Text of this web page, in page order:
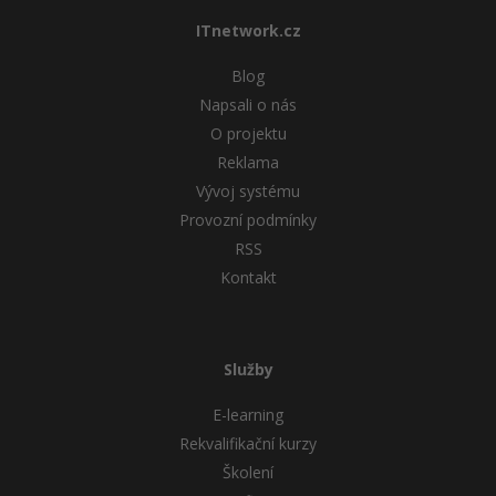
Kybernetická bezpečnost
Elektronický podpis
ITnetwork.cz
Blog
Napsali o nás
O projektu
Reklama
Vývoj systému
Provozní podmínky
RSS
Kontakt
Služby
E-learning
Rekvalifikační kurzy
Školení